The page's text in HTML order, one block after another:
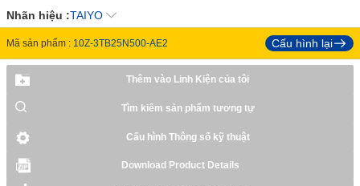
Nhãn hiệu :TAIYO
Mã sản phẩm : 10Z-3TB25N500-AE2 Cấu hình lại
Thêm vào Linh Kiện của tôi
Tìm kiếm sản phẩm tương tự
Cấu hình Thông số kỹ thuật
Download Product Details